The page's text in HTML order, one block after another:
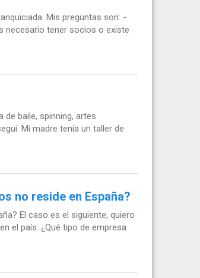
Mis preguntas son: -
necesario tener socios o existe
baile, spinning, artes
Mi madre tenía un taller de
no reside en España?
El caso es el siguiente, quiero
el país. ¿Qué tipo de empresa